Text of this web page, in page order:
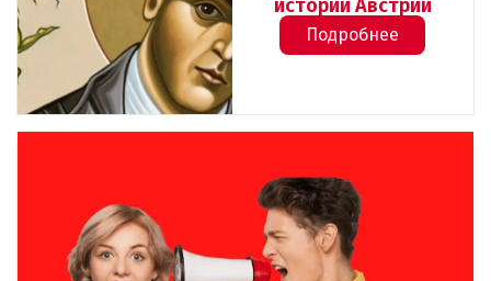
истории Австрии
Подробнее